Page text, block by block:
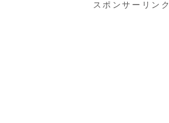
スポンサーリンク